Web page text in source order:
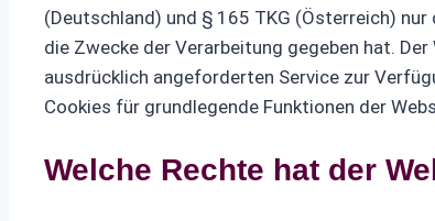
(Deutschland) und § 165 TKG (Österreich)
die Zwecke der Verarbeitung gegeben hat.
ausdrücklich angeforderten Service zur
Cookies für grundlegende Funktionen der
Welche Rechte hat der